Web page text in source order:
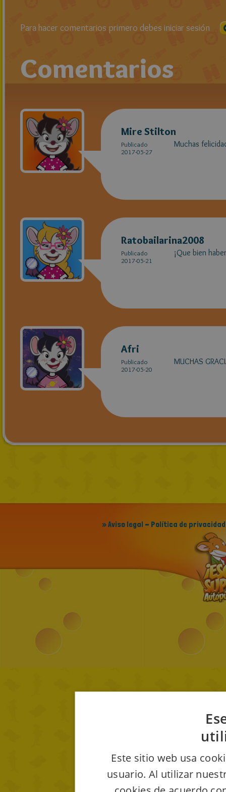
Para hacer comentarios primero debes iniciar sesión
Comentarios
Mire Stilton
Publicado
2017-05-27
Muchas
Ratobailarina2008
Publicado
2017-05-21
¡Que bien
Afri
Publicado
2017-05-20
MUCHAS
» Aviso legal - Política de privacidad
Este sitio web usa
usuario. Al utilizar